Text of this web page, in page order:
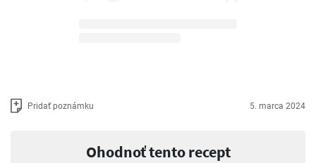
Pridať poznámku 5. marca 2024
Ohodnoť tento recept